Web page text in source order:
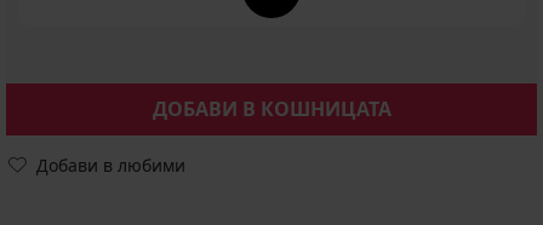
ДОБАВИ В КОШНИЦАТА
Добави в любими